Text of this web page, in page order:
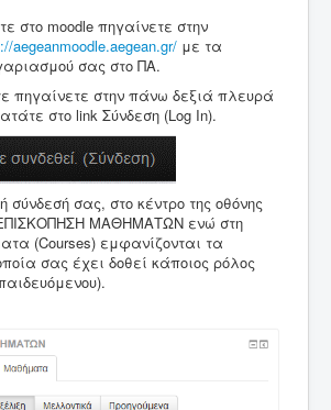
στο moodle πηγαίνετε στην
aegeanmoodle.aegean.gr/ με τα
σας στο ΠΑ.
πηγαίνετε στην πάνω δεξιά πλευρά
στο link Σύνδεση (Log In).
σύνδεσή σας, στο κέντρο της οθόνης
ΜΑΘΗΜΑΤΩΝ ενώ στη
(Courses) εμφανίζονται τα
σας έχει δοθεί κάποιος ρόλος